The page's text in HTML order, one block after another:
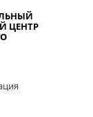
ЦЕНТР